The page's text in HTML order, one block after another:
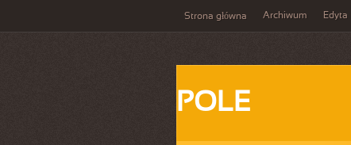
Strona główna Archiwum Edyta
POLE